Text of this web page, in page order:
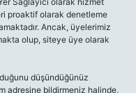
proaktif olarak denetleme
Ancak, üyelerimiz
olup, siteye üye olarak
düşündüğünüz
adresine bildirmeniz halinde,